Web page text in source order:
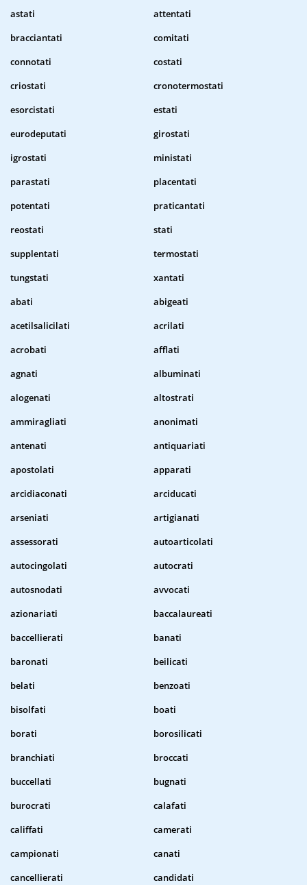
astati
attentati
bracciantati
comitati
connotati
costati
criostati
cronotermostati
esorcistati
estati
eurodeputati
girostati
igrostati
ministati
parastati
placentati
potentati
praticantati
reostati
stati
supplentati
termostati
tungstati
xantati
abati
abigeati
acetilsalicilati
acrilati
acrobati
afflati
agnati
albuminati
alogenati
altostrati
ammiragliati
anonimati
antenati
antiquariati
apostolati
apparati
arcidiaconati
arciducati
arseniati
artigianati
assessorati
autoarticolati
autocingolati
autocrati
autosnodati
avvocati
azionariati
baccalaureati
baccellierati
banati
baronati
beilicati
belati
benzoati
bisolfati
boati
borati
borosilicati
branchiati
broccati
buccellati
bugnati
burocrati
calafati
califfati
camerati
campionati
canati
cancellierati
candidati